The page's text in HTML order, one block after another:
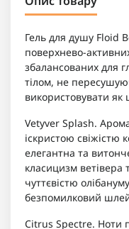
Гель для душу Floid
поверхнево-
збалансованих для
тілом, не
використовувати
Vetyver Splash.
іскристою свіжістю
елегантна та
класицизм ветівера
чуттєвістю
безпомилковий
Citrus Spectre. Ноти